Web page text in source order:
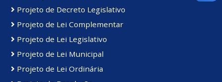
Projeto de Decreto Legislativo
Projeto de Lei Complementar
Projeto de Lei Legislativo
Projeto de Lei Municipal
Projeto de Lei Ordinária